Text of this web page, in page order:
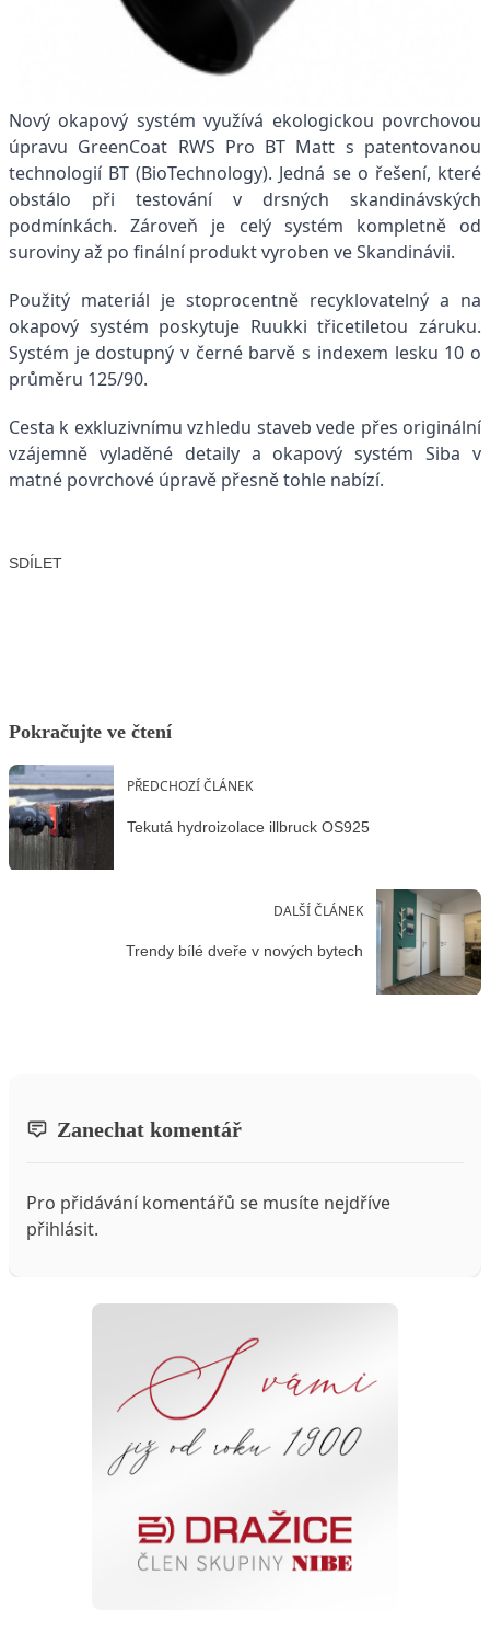
Nový okapový systém využívá ekologickou povrchovou
úpravu GreenCoat RWS Pro BT Matt s patentovanou
technologií BT (BioTechnology). Jedná se o řešení, které
obstálo při testování v drsných skandinávských
podmínkách. Zároveň je celý systém kompletně od
suroviny až po finální produkt vyroben ve Skandinávii.
Použitý materiál je stoprocentně recyklovatelný a na
okapový systém poskytuje Ruukki třicetiletou záruku.
Systém je dostupný v černé barvě s indexem lesku 10 o
průměru 125/90.
Cesta k exkluzivnímu vzhledu staveb vede přes originální
vzájemně vyladěné detaily a okapový systém Siba v
matné povrchové úpravě přesně tohle nabízí.
SDÍLET
Pokračujte ve čtení
PŘEDCHOZÍ ČLÁNEK
Tekutá hydroizolace illbruck OS925
DALŠÍ ČLÁNEK
Trendy bílé dveře v nových bytech
Zanechat komentář
Pro přidávání komentářů se musíte nejdříve
přihlásit.